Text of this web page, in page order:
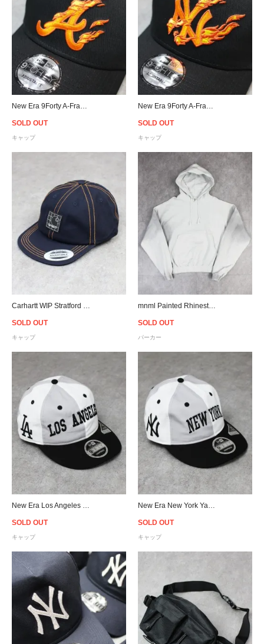
SOLD OUT
キャップ
SOLD OUT
キャップ
SOLD OUT
キャップ
mnml Painted Rhinestone Hoodie
SOLD OUT
パーカー
SOLD OUT
キャップ
SOLD OUT
キャップ